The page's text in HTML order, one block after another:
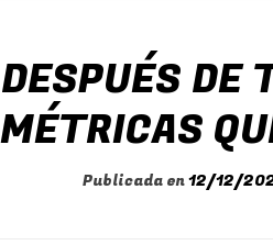
MÉTRICAS
Publicada en12/12/